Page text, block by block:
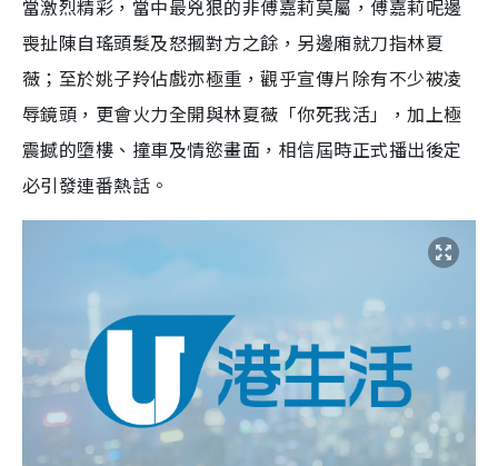
當激烈精彩，當中最兇狠的非傅嘉莉莫屬，傅嘉莉呢邊
喪扯陳自瑤頭髮及怒摑對方之餘，另邊廂就刀指林夏
薇；至於姚子羚佔戲亦極重，觀乎宣傳片除有不少被凌
辱鏡頭，更會火力全開與林夏薇「你死我活」，加上極
震撼的墮樓、撞車及情慾畫面，相信屆時正式播出後定
必引發連番熱話。